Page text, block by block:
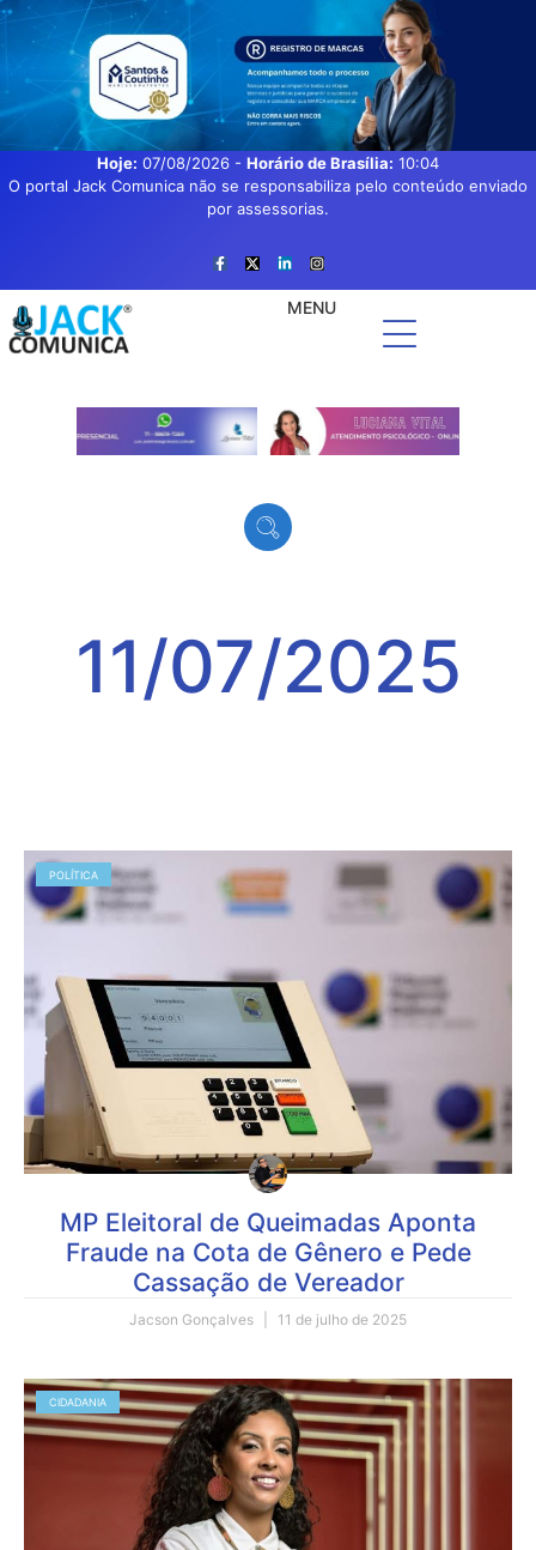
Hoje: 07/08/2026 - Horário de Brasília: 10:04
O portal Jack Comunica não se responsabiliza pelo conteúdo enviado
por assessorias.
MENU
11/07/2025
POLÍTICA
MP Eleitoral de Queimadas Aponta
Fraude na Cota de Gênero e Pede
Cassação de Vereador
Jacson Gonçalves 11 de julho de 2025
CIDADANIA